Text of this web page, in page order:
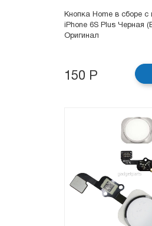
Кнопка Hоme в сборе
iPhone 6S Plus Черная
Оригинал
150 Р